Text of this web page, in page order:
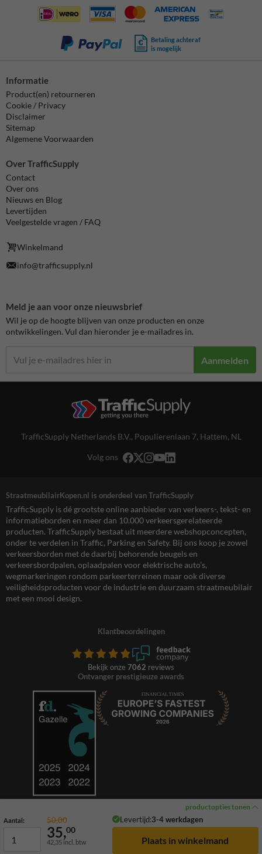
productopties tonen
Aantal: 50,00 Levertijd:3-4 werkdagen
35,00
42,35 incl. btw
Betaling achteraf
is mogelijk
Informatie
Product(en) retourneren
Cookie / Privacy
Disclaimer
Sitemap
Algemene Voorwaarden
Over TrafficSupply
Contact
Over ons
Nieuws en Blog
Levertijden
Veelgestelde vragen / FAQ
Winkelmand
info@trafficsupply.nl
Meld je aan voor onze nieuwsbrief
Wil je op de hoogte blijven van onze producten en onze
ontwikkelingen. Vul dan hieronder je e-mailadres in.
Aanmelden
TrafficSupply Netherlands B.V., Populierenlaan 7, Hattem, NL
Volg ons
StraatmeubilairKopen.nl is onderdeel van TrafficSupply
TrafficSupply is dé grootste online aanbieder van verkeers-, tekst- en
informatieborden en meer dan 10.000 verkeersgerelateerde
producten. TrafficSupply bestaat uit meerdere webshopconcepten,
onder te verdelen in Traffic, Parking en Safety. Bij ons koop je zowel
verkeersborden met de daarbij behorende beugels en
verkeersbordpalen, oplaadpalen voor elektrische auto’s,
wegmarkeringen rondom parkeerterreinen maar ook diverse
veiligheidsproducten voor de industrie en duurzaam straatmeubilair
met een mooi design.
Klantbeoordelingen
Bekijk onze 7062 reviews
Ontvanger prestigieuze awards
© 2026 TrafficSupply. Alle rechten voorbehouden.